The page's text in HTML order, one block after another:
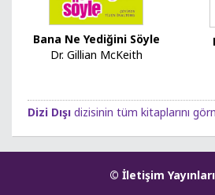
Bana Ne Yediğini Söyle
Dr. Gillian McKeith
Dizi Dışı dizisinin tüm kitaplarını
© İletişim